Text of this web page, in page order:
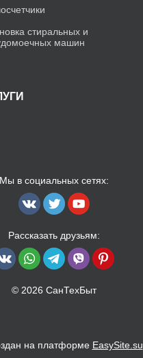
стиральных и
машин
Мы в социальных сетях:
Рассказать друзьям:
© 2026 СанТехБыт
на платформе EasySite.su